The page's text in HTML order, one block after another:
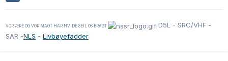
VOR ÆRE OG VOR MAGT HAR HVIDE SEIL OS BRAGT
D5L - SRC/VHF -
SAR -NLS - Livbøyefadder